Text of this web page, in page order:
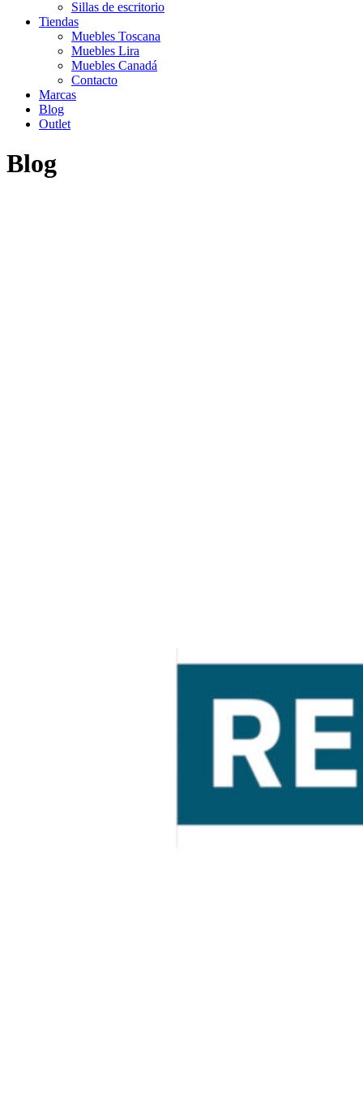
Sillas de escritorio
Tiendas
Muebles Toscana
Muebles Lira
Muebles Canadá
Contacto
Marcas
Blog
Outlet
Blog